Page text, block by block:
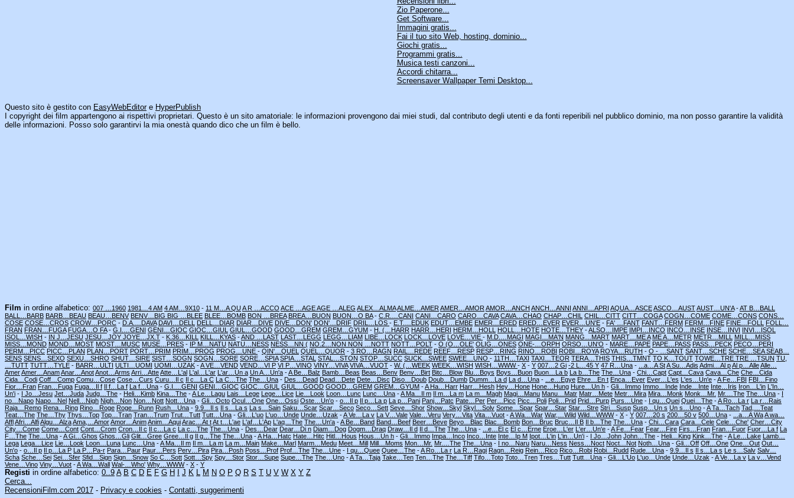
Zio Paperone...
Get Software...
Immagini gratis...
Fai il tuo sito Web, hosting, dominio...
Giochi gratis...
Programmi gratis...
Musica testi canzoni...
Accordi chitarra...
Screensaver Wallpaper Temi Desktop...
Questo sito è gestito con EasyWebEditore HyperPublish
I copyright dei film appartengono ai rispettivi proprietari. Questo è un sito amatoriale: le informazioni provengono dai miei studi, dal contributo degli utenti e da fonti reperibili nel pubblico dominio, ma non posso garantire la validità
delle informazioni. Posso solo garantirvi la mia onestà quando dico che un film è bello.
Film in ordine alfabetico: 007 …1960 1981…4 AM 4 AM…9X10 - 11 M…A QUA R …ACCO ACE …AGEAGE …ALEG ALEX…ALMAALME…AMERAMER…AMORAMOR…ANCH ANCH…ANNI ANNI…APRI AQUA…ASCEASCO…AUSTAUST…UN'A-AT B…BALL
BALL…BARB BARB…BEAU BEAU…BENV BENV…BIG BIG …BLEE BLEE…BOMB BON …BREA BREA…BUON BUON…O BA- C.R.…CANI CANI…CARO CARO…CAVA CAVA…CHAO CHAP…CHIL CHIL…CITT CITT…COGA COGN…COME COME…CONS CONS…
COSE COSE…CROS CROW…PORC - D.A.…DAVA DAVI…DELL DELL…DIAR DIAR…DIVE DIVE…DON' DON'…DRIF DRIL…LOS - E.T.…EDUK EDUT…EMBE EMER…ERED ERED…EVER EVER…UN'E - FA' …FANT FANT…FERM FERM…FINE FINE…FOLL FOLL…
FRAN FRAN…FUGA FUGA…O FA- G.I.…GENI GENI…GIOC GIOC…GIUL GIUL…GOOD GOOD…GREM GREM…GYUM - H. (…HARR HARR…HERI HERM…HOLL HOLL…HOTE HOTE…THEY -ALSO…IMPE IMPI…INCO INCO…INSE INSE…INVI INVI…ISOL
ISOL…WISH - IN J…JESU JESU…JOY JOYE…JX.T - K.36…KILL KILL…KYAS -AND …LAST LAST…LEGG LEGG…LIAM LIBE…LOCK LOCK…LOVE LOVE…VIE - M.D.…MAGI MAGI…MA'N MANG…MART MART…ME A ME A…METR METR…MILL MILL…MISS
MISS…MOND MOND…MOST MOST…MUSC MUSE…PRES - IP M…NATU NATU…NESS NESS…NN ( NO.2…NON NON …NOTT NOTT…POLT - O (O…OLE' OLIG…ONES ONE-…ORPH ORSO…UN'O - MARE…PAPE PAPE…PASS PASS…PECK PECO…PERI
PERM…PICC PICC…PLAN PLAN…PORT PORT…PRIM PRIM…PROG PROG…UNE - QIN'…QUEL QUEL…QUOR - 3 RO…RAGN RAIL…REDE REEF…RESP RESP…RING RINO…ROBI ROBI…ROYA ROYA…RUTH - O - …SANT SANT…SCHE SCHE…SEASEAB…
SENS SENS…SEXO SEXU…SHRO SHUT…SIRE SIST…SOGN SOGN…SORE SORE…SPIA SPIA…STAL STAL…STON STOP…SUCC SUCK…SWEE SWEE…UNO - 11TH…TAXI TAXI…TEOR TERA…THIS THIS…TMNT TO K…TOUT TOWE…TRE TRE …TSUN TU,
…TUTT TUTT…TYLE - BARR…ULTI ULTI…UOMI UOMI…UZAK -A VE…VEND VEND…VI P VI P…VINO VINY…VIVA VIVA…VUOT - W. (…WEEK WEEK…WISH WISH…WWW- X - Y 007…2 Gi -2 L…45 Y 47 R…Una - ...a…A StA Su…Adis Admi…Al pAl p…AlleAlle…
AmerAmer…AnamAnar…AnotAnot…Arms Arri…AtteAtte…L'al L'al…L'ar L'ar…Un a Un A…Un'a -A Be…Balz Bamb…Beas Beas…Benv Benv…Birt Bitc…Blow Blu…Boys Boys…Buon Buon…La b La b…The The…Una - Chi…Capt Capt…Cava Cava…Che Che…Cida
Cida…Codi Coff…Comp Comu…Cose Cose…Curs Curu…Il c Il c…La C La C…The The…Una - Des…Dead Dead…Dete Dete…Disc Diso…Doub Doub…Dumb Dumm…La d La d…Una - ...e…Egye Ehre…En t Enca…Ever Ever…L'es L'es…Un'e -A Fe…FBI FBI…Fino
Fior…Fran Fran…Fuga Fuga…Il f Il f…La f La f…Una - G.I.…GENI GENI…GIOC GIOC…GIUL GIUL…GOOD GOOD…GREM GREM…GYUM -A Ha…Harr Harr…Hesh Hey…Hone Hone…Hung Hure…Un h - Gli…Immo Immo…Inde Inde…Inte Inte…Iris Iron…L'in L'In…
Un'i - I Jo…Jesu Jet…Juda Judg…The - Heli…Kimb Kina…The -A Le…Lagu Lais…Lege Lege…Lice Lie…Look Loon…Lunc Lunc…Una -A Ma…Il m Il m…La m La m…Magh Magi…Manu Manu…Matr Matr…Mete Metr…Mira Mira…Monk Monk…Mr. Mr.…The The…Una - I
no…Napo Napo…Nel Nell…Nigh Nigh…Non Non…Nott Nott…Una - Gli…Octo Ocul…One One…Ossi Oste…Un'o - o…Il p Il p…La p La p…Pani Panj…Patc Pate…Per Per…Picc Picc…Poli Poli…Prid Prid…Purp Purs…Une - I qu…Quei Quei…The -A Ro…La r La r…Rais
Raja…Remo Rena…Ring Rino…Roge Roge…Runn Rush…Una - 9.9…Il s Il s…La s La s…Sain Saku…Scar Scar…Seco Seco…Sett Seve…Shor Show…Skyl Skyl…Solv Some…Spar Spar…Star Star…Stre Stri…Susp Susp…Un s Un s…Uno -A Ta…Tach Tad,…Teat
Teat…The The…Thy Thys…Top Top…Tran Tran…Trum Trut…Tutt Tutt…Una - Gli…L'uo L'uo…Unde Unde…Uzak -A Ve…La v La V…Vale Vale…Veru Very…Vita Vita…Vuot -A Wa…War War,…Wild Wild…WWW- X - Y 007…20 s 200…50 v 500…Una - ...a…A WaA wa…
AfflAfri…AlfiAlgu…AlzaAma,…AmorAmor…AnimAnim…AquiArac…At tAt t…L'ae L'af…L'Ap L'aq…The The…Un'a -A Be…Band Band…Beef Beer…Beve Beyo…Blac Blac…Bomb Bon…Bruc Bruc…Il B Il b…The The…Una - Chi…Cara Cara…Cele Cele…Che' Cher…City
City…Come Come…Cont Cont…Crom Cron…Il c Il c…La c La c…The The…Una - Des…Dear Dear…Di n Diam…Dog Dogm…Draq Draw…Il d Il d…The The…Una - ...e…El c El c…Erne Eroe…L'er L'er…Un'e -A Fe…Fear Fear…Fire Firs…Fran Fran…Fuor Fuor…La f La
F…The The…Una -A Gi…Ghos Ghos…Gli Glit…Gree Gree…Il g Il g…The The…Una -A Ha…Hatc Hate…Hitc Hitl…Hous Hous…Un h - Gli…Immo Impa…Inco Inco…Inte Inte…Ip M Ipot…L'in L'in…Un'i - I Jo…John John…The - Heli…King Kink…The -A Le…Lake Lamb…
Lega Lega…Lice Lie…Look Loon…Luna Lunc…Una -A Ma…Il m Il m…La m La m…Main Make…Marl Marm…Medu Meet…Mill Mill…Moms Mon…Mr. Mr.…The The…Una - I no…Naru Naru…Ness Ness…Noct Noct…Not Noth…Una - Gli…Off Off…One One…Out Out…
Un'o - o…Il p Il p…La P La P…Pa-r Para…Paur Paur…Pers Perv…Pira Pira…Posh Poss…Prof Prof…The The…Une - I qu…Quee Quee…The -A Ro…La r La R…Ragi Ragn…Reig Rein…Rico Rico…Robi Robi…Rudd Rude…Una - 9.9…Il s Il s…La s Le s…Salv Salv…
Scha Sche…Sei Sei…Sfer Sfid…Sign Sign…Snow So C…Sott Sott…Spy Spy…Stor Stor…Supe Supe…The The…Uno -A Ta…Taja Take…Ten Ten…The The…Tiff Tifo…Toto Toto…Tren Tres…Tutt Tutt…Una - Gli…L'Uo L'uo…Unde Unde…Uzak -A Ve…La v La v…Vend
Vene…Vino Viny…Vuot -A Wa…Wall Wal-…Who' Why…WWW- X - Y
Registi in ordine alfabetico: 0..9 A B C D E F G H J K L M N O P Q R S T U V W X Y Z
Cerca...
RecensioniFilm.com 2017 - Privacy e cookies - Contatti, suggerimenti